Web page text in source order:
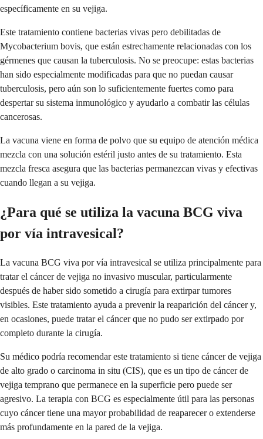
específicamente en su vejiga.
Este tratamiento contiene bacterias vivas pero debilitadas de
Mycobacterium bovis, que están estrechamente relacionadas con los
gérmenes que causan la tuberculosis. No se preocupe: estas bacterias
han sido especialmente modificadas para que no puedan causar
tuberculosis, pero aún son lo suficientemente fuertes como para
despertar su sistema inmunológico y ayudarlo a combatir las células
cancerosas.
La vacuna viene en forma de polvo que su equipo de atención médica
mezcla con una solución estéril justo antes de su tratamiento. Esta
mezcla fresca asegura que las bacterias permanezcan vivas y efectivas
cuando llegan a su vejiga.
¿Para qué se utiliza la vacuna BCG viva
por vía intravesical?
La vacuna BCG viva por vía intravesical se utiliza principalmente para
tratar el cáncer de vejiga no invasivo muscular, particularmente
después de haber sido sometido a cirugía para extirpar tumores
visibles. Este tratamiento ayuda a prevenir la reaparición del cáncer y,
en ocasiones, puede tratar el cáncer que no pudo ser extirpado por
completo durante la cirugía.
Su médico podría recomendar este tratamiento si tiene cáncer de vejiga
de alto grado o carcinoma in situ (CIS), que es un tipo de cáncer de
vejiga temprano que permanece en la superficie pero puede ser
agresivo. La terapia con BCG es especialmente útil para las personas
cuyo cáncer tiene una mayor probabilidad de reaparecer o extenderse
más profundamente en la pared de la vejiga.